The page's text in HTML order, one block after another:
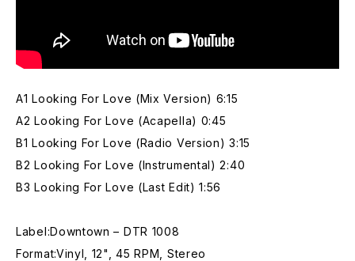
A1 Looking For Love (Mix Version) 6:15
A2 Looking For Love (Acapella) 0:45
B1 Looking For Love (Radio Version) 3:15
B2 Looking For Love (Instrumental) 2:40
B3 Looking For Love (Last Edit) 1:56
Label:Downtown – DTR 1008
Format:Vinyl, 12", 45 RPM, Stereo